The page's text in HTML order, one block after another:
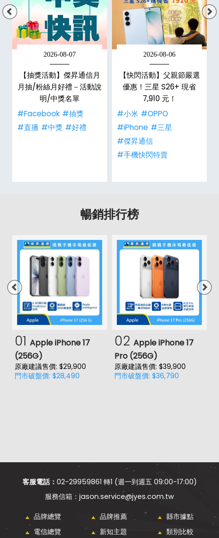
2026-08-07
【抽獎活動】傑昇通信月
月抽/粉絲月好禮－活動說
明/中獎名單
#Facebook #抽獎
#直播 #中獎 #好禮
2026-08-06
【快閃活動】父親節嚴選
優惠！三星 S26+ 現省
7,910 元！
#小米 #OPPO
#iPhone #三星
#傑昇通信
#手機快閃特賣
暢銷排行榜
01 Apple iPhone 17
(256G)
原廠建議售價: $29,900
門市破盤價: $28,490
02 Apple iPhone 17
Pro (256G)
原廠建議售價: $39,900
門市破盤價: $36,790
客服電話： 02-29959861 轉1 (週一到週五 09:00-17:00)
jason.service@jyes.com.tw
品牌總覽 品牌推薦
縣市據點
電信總覽
新知主題 類別比較